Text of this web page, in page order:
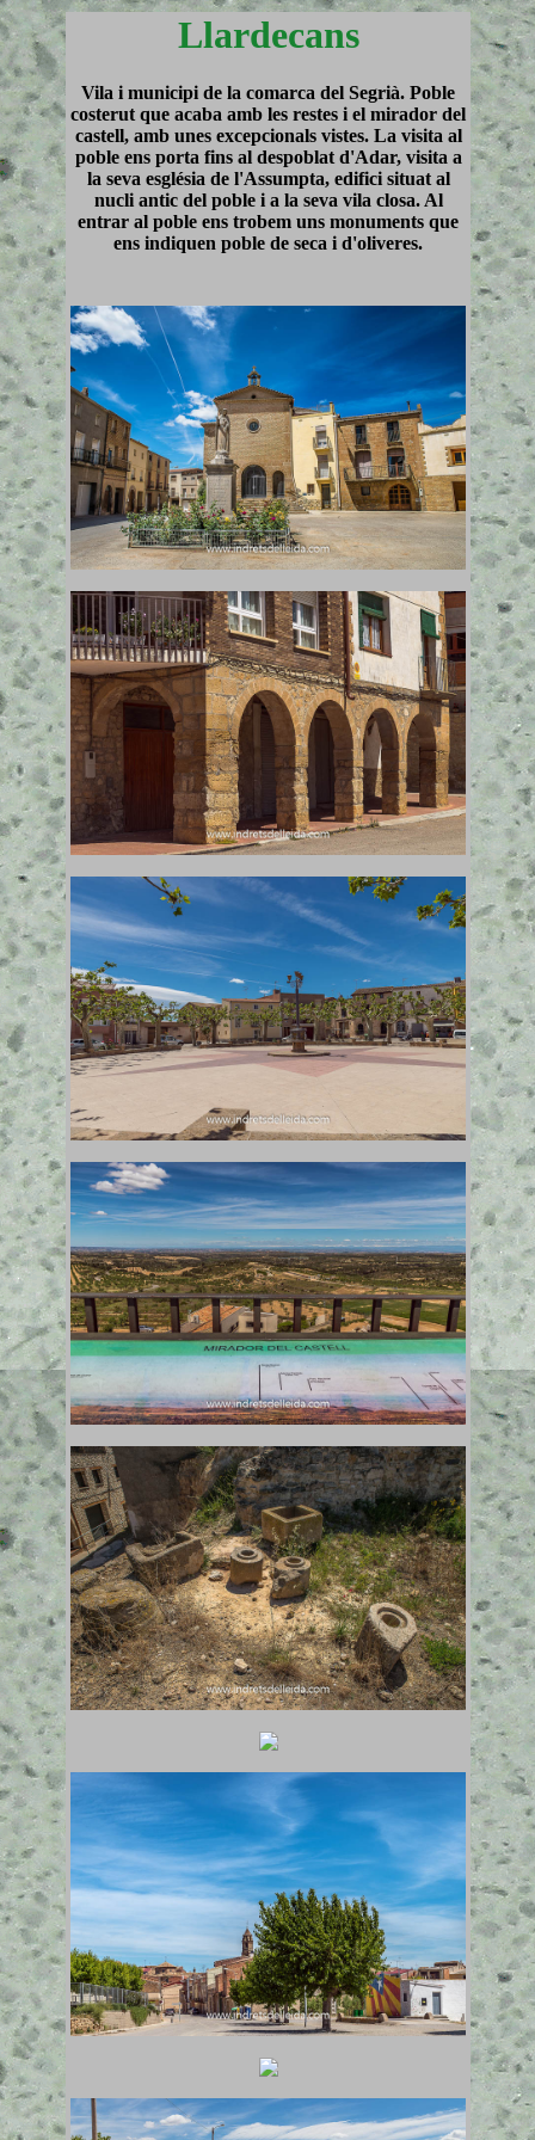
Llardecans
Vila i municipi de la comarca del Segrià. Poble
costerut que acaba amb les restes i el mirador del
castell, amb unes excepcionals vistes. La visita al
poble ens porta fins al despoblat d'Adar, visita a
la seva església de l'Assumpta, edifici situat al
nucli antic del poble i a la seva vila closa. Al
entrar al poble ens trobem uns monuments que
ens indiquen poble de seca i d'oliveres.